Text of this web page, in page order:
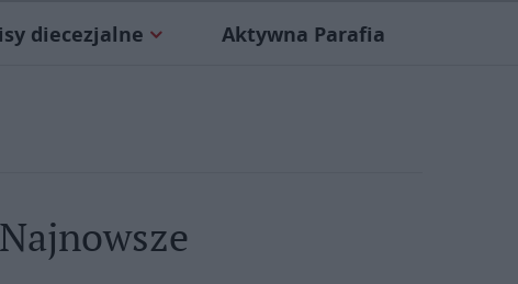
diecezjalne Aktywna Parafia
Najnowsze